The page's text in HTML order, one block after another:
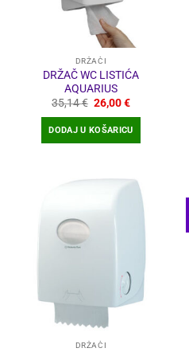
DRŽAČI
DRŽAČ WC LISTIĆA
AQUARIUS
35,14€ Izvorna
cijena
bila
je:
35,14 €.
26,00€Trenutna
26,00 €.
DODAJ U KOŠARICU
DRŽAČI